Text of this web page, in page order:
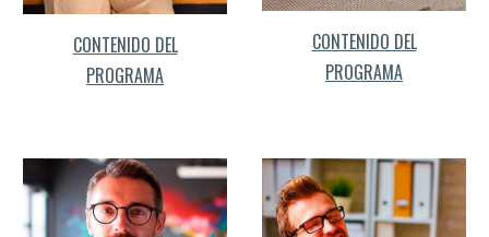
CONTENIDO DEL
PROGRAMA
CONTENIDO DEL
PROGRAMA